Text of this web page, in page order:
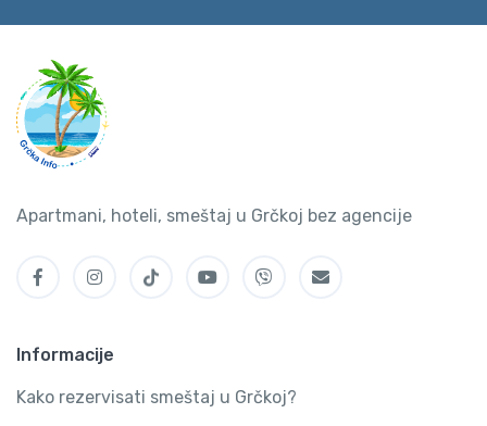
Apartmani, hoteli, smeštaj u Grčkoj bez agencije
Informacije
Kako rezervisati smeštaj u Grčkoj?